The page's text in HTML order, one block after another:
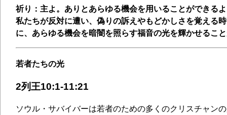
祈り：主よ。ありとあらゆる機会を用いることができる
私たちが反対に遭い、偽りの訴えやもどかしさを覚える
に、あらゆる機会を暗闇を照らす福音の光を輝かせるこ
若者たちの光
2列王10:1-11:21
ソウル・サバイバーは若者のための多くのクリスチャン